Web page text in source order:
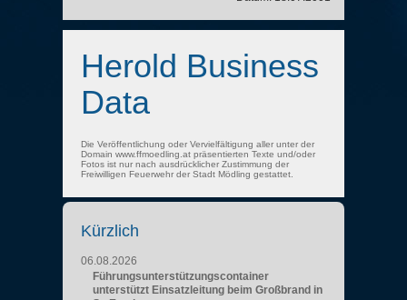
Herold Business
Data
Die Veröffentlichung oder Vervielfältigung aller unter der
Domain www.ffmoedling.at präsentierten Texte und/oder
Fotos ist nur nach ausdrücklicher Zustimmung der
Freiwilligen Feuerwehr der Stadt Mödling gestattet.
Kürzlich
06.08.2026
Führungsunterstützungscontainer
unterstützt Einsatzleitung beim Großbrand in